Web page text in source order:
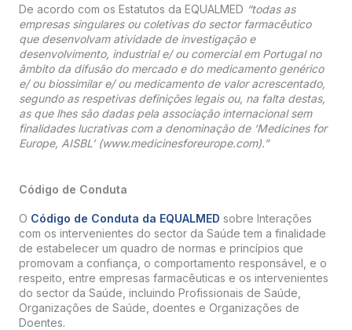
De acordo com os Estatutos da EQUALMED “todas as
empresas singulares ou coletivas do sector farmacêutico
que desenvolvam atividade de investigação e
desenvolvimento, industrial e/ ou comercial em Portugal no
âmbito da difusão do mercado e do medicamento genérico
e/ ou biossimilar e/ ou medicamento de valor acrescentado,
segundo as respetivas definições legais ou, na falta destas,
as que lhes são dadas pela associação internacional sem
finalidades lucrativas com a denominação de ‘Medicines for
Europe, AISBL’ (www.medicinesforeurope.com).”
Código de Conduta
O Código de Conduta da EQUALMED sobre Interações
com os intervenientes do sector da Saúde tem a finalidade
de estabelecer um quadro de normas e princípios que
promovam a confiança, o comportamento responsável, e o
respeito, entre empresas farmacêuticas e os intervenientes
do sector da Saúde, incluindo Profissionais de Saúde,
Organizações de Saúde, doentes e Organizações de
Doentes.